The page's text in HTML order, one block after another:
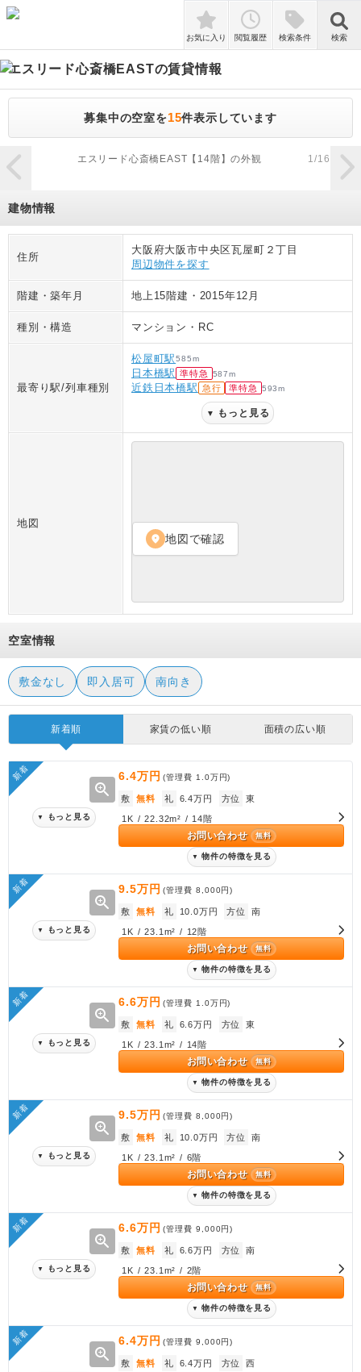
検索
お気に入り 閲覧履歴 検索条件 検索
エスリード心斎橋EASTの賃貸情報
募集中の空室を15件表示しています
zoom_in
エスリード心斎橋EAST【14階】の外観 1/16
建物情報
住所
大阪府大阪市中央区瓦屋町２丁目
周辺物件を探す
階建・築年月 地上15階建 ・ 2015年12月
種別・構造 マンション ・ RC
最寄り駅/列車種別
松屋町駅585m
日本橋駅 準特急 587m
近鉄日本橋駅 急行 準特急 593m
▼ もっと見る
地図
location_on 地図で確認
空室情報
敷金なし 即入居可 南向き
新着順 家賃の低い順 面積の広い順
新着
zoom_in
▼ もっと見る
6.4万円 (管理費 1.0万円)
敷 無料 礼 6.4万円 方位 東
1K / 22.32m² / 14階
お問い合わせ 無料
▼ 物件の特徴を見る
新着
zoom_in
▼ もっと見る
9.5万円 (管理費8,000円)
敷 無料 礼 10.0万円 方位 南
1K / 23.1m² / 12階
お問い合わせ 無料
▼ 物件の特徴を見る
新着
zoom_in
▼ もっと見る
6.6万円 (管理費 1.0万円)
敷 無料 礼 6.6万円 方位 東
1K / 23.1m² / 14階
お問い合わせ 無料
▼ 物件の特徴を見る
新着
zoom_in
▼ もっと見る
9.5万円 (管理費8,000円)
敷 無料 礼 10.0万円 方位 南
1K / 23.1m² / 6階
お問い合わせ 無料
▼ 物件の特徴を見る
新着
zoom_in
▼ もっと見る
6.6万円 (管理費9,000円)
敷 無料 礼 6.6万円 方位 南
1K / 23.1m² / 2階
お問い合わせ 無料
▼ 物件の特徴を見る
新着
zoom_in
6.4万円 (管理費9,000円)
敷 無料 礼 6.4万円 方位 西